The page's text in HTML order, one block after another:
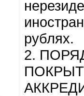
рублях.
2.